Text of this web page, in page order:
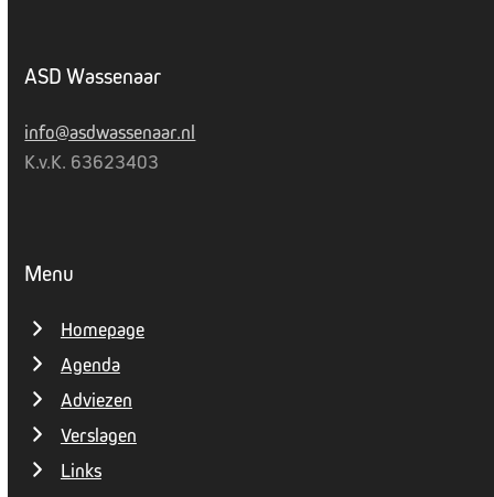
ASD Wassenaar
info@asdwassenaar.nl
K.v.K. 63623403
Menu
Homepage
Agenda
Adviezen
Verslagen
Links